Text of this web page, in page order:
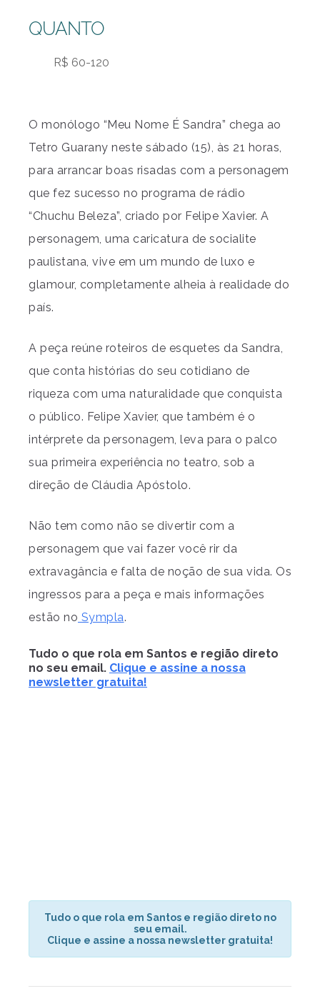
QUANTO
R$ 60-120
O monólogo “Meu Nome É Sandra” chega ao
Tetro Guarany neste sábado (15), às 21 horas,
para arrancar boas risadas com a personagem
que fez sucesso no programa de rádio
“Chuchu Beleza”, criado por Felipe Xavier. A
personagem, uma caricatura de socialite
paulistana, vive em um mundo de luxo e
glamour, completamente alheia à realidade do
país.
A peça reúne roteiros de esquetes da Sandra,
que conta histórias do seu cotidiano de
riqueza com uma naturalidade que conquista
o público. Felipe Xavier, que também é o
intérprete da personagem, leva para o palco
sua primeira experiência no teatro, sob a
direção de Cláudia Apóstolo.
Não tem como não se divertir com a
personagem que vai fazer você rir da
extravagância e falta de noção de sua vida. Os
ingressos para a peça e mais informações
estão no Sympla.
Tudo o que rola em Santos e região direto
no seu email. Clique e assine a nossa
newsletter gratuita!
Tudo o que rola em Santos e região direto no
seu email.
Clique e assine a nossa newsletter gratuita!